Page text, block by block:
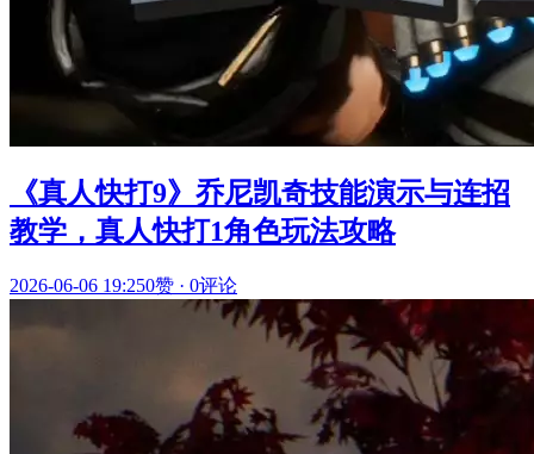
《真人快打9》乔尼凯奇技能演示与连招
教学，真人快打1角色玩法攻略
2026-06-06 19:250赞 · 0评论